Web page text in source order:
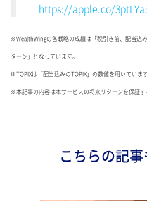
https://apple.co/
※WealthWingの各戦略の成績は「税引き前、配当込
ターン」となっています。
※TOPIXは「配当込みのTOPIX」の数値を用いています
※本記事の内容は本サービスの将来リターンを保証す
こちらの記